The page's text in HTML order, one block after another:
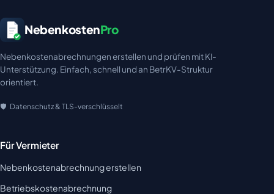
NebenkostenPro
Nebenkostenabrechnungen erstellen und prüfen mit KI-
Unterstützung. Einfach, schnell und an BetrKV-Struktur
orientiert.
Datenschutz & TLS-verschlüsselt
Für Vermieter
Nebenkostenabrechnung erstellen
Betriebskostenabrechnung